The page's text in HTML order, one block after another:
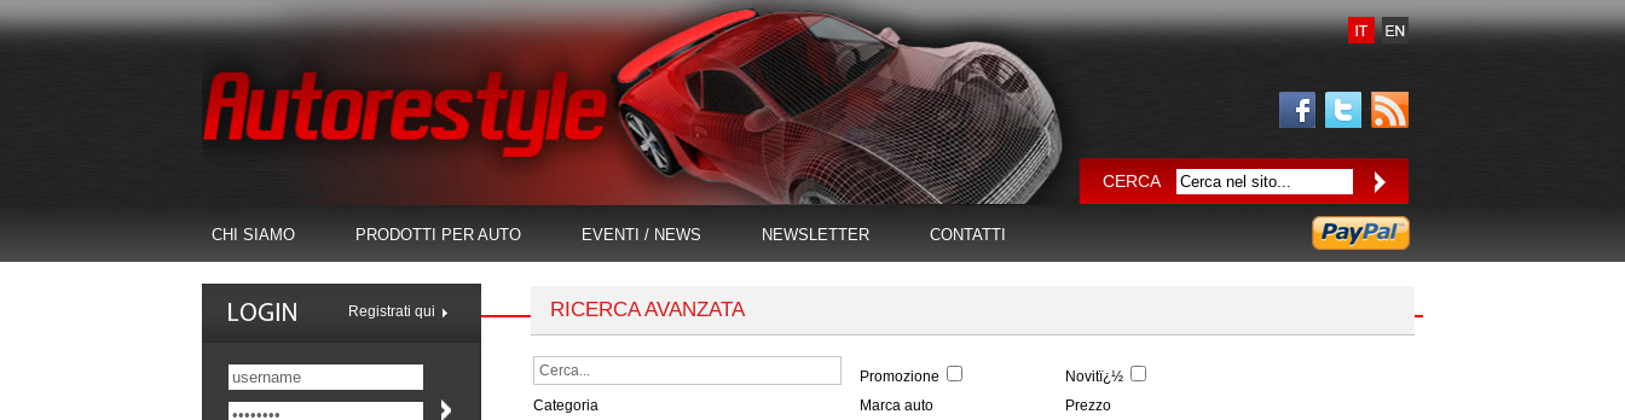
CERCA
CHI SIAMO PRODOTTI PER AUTO EVENTI / NEWS NEWSLETTER CONTATTI
Registrati qui RICERCA AVANZATA
Promozione
Novitï¿½
Categoria
Marca auto
Prezzo